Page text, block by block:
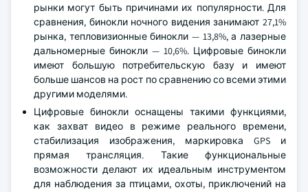
рынки могут быть причинами их популярности. Для
сравнения, бинокли ночного видения занимают 27,1%
рынка, тепловизионные бинокли — 13,8%, а лазерные
дальномерные бинокли — 10,6%. Цифровые бинокли
имеют большую потребительскую базу и имеют
больше шансов на рост по сравнению со всеми этими
другими моделями.
Цифровые бинокли оснащены такими функциями,
как захват видео в режиме реального времени,
стабилизация изображения, маркировка GPS и
прямая трансляция. Такие функциональные
возможности делают их идеальным инструментом
для наблюдения за птицами, охоты, приключений на